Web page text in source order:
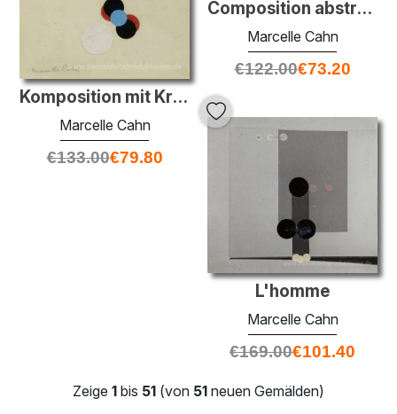
Composition abstraite
Marcelle Cahn
€122.00€73.20
Komposition mit Kreisen
Marcelle Cahn
€133.00€79.80
L'homme
Marcelle Cahn
€169.00€101.40
Zeige 1 bis 51 (von 51 neuen Gemälden)